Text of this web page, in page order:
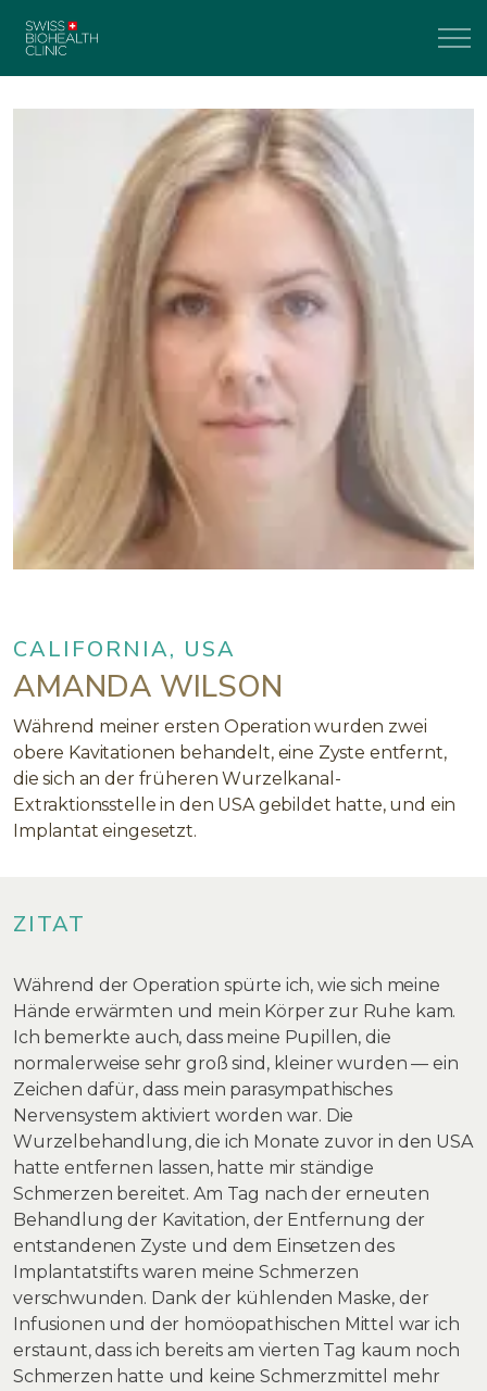
CALIFORNIA, USA
AMANDA WILSON
Während meiner ersten Operation wurden zwei
obere Kavitationen behandelt, eine Zyste entfernt,
die sich an der früheren Wurzelkanal-
Extraktionsstelle in den USA gebildet hatte, und ein
Implantat eingesetzt.
ZITAT
Während der Operation spürte ich, wie sich meine
Hände erwärmten und mein Körper zur Ruhe kam.
Ich bemerkte auch, dass meine Pupillen, die
normalerweise sehr groß sind, kleiner wurden — ein
Zeichen dafür, dass mein parasympathisches
Nervensystem aktiviert worden war. Die
Wurzelbehandlung, die ich Monate zuvor in den USA
hatte entfernen lassen, hatte mir ständige
Schmerzen bereitet. Am Tag nach der erneuten
Behandlung der Kavitation, der Entfernung der
entstandenen Zyste und dem Einsetzen des
Implantatstifts waren meine Schmerzen
verschwunden. Dank der kühlenden Maske, der
Infusionen und der homöopathischen Mittel war ich
erstaunt, dass ich bereits am vierten Tag kaum noch
Schmerzen hatte und keine Schmerzmittel mehr